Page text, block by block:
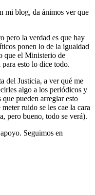
mi blog, da ánimos ver que
pero la verdad es que hay
ponen lo de la igualdad
que el Ministerio de
esto lo dice todo.
del Justicia, a ver qué me
algo a los periódicos y
pueden arreglar esto
ruido se les cae la cara
pero bueno, todo se verá).
Seguimos en